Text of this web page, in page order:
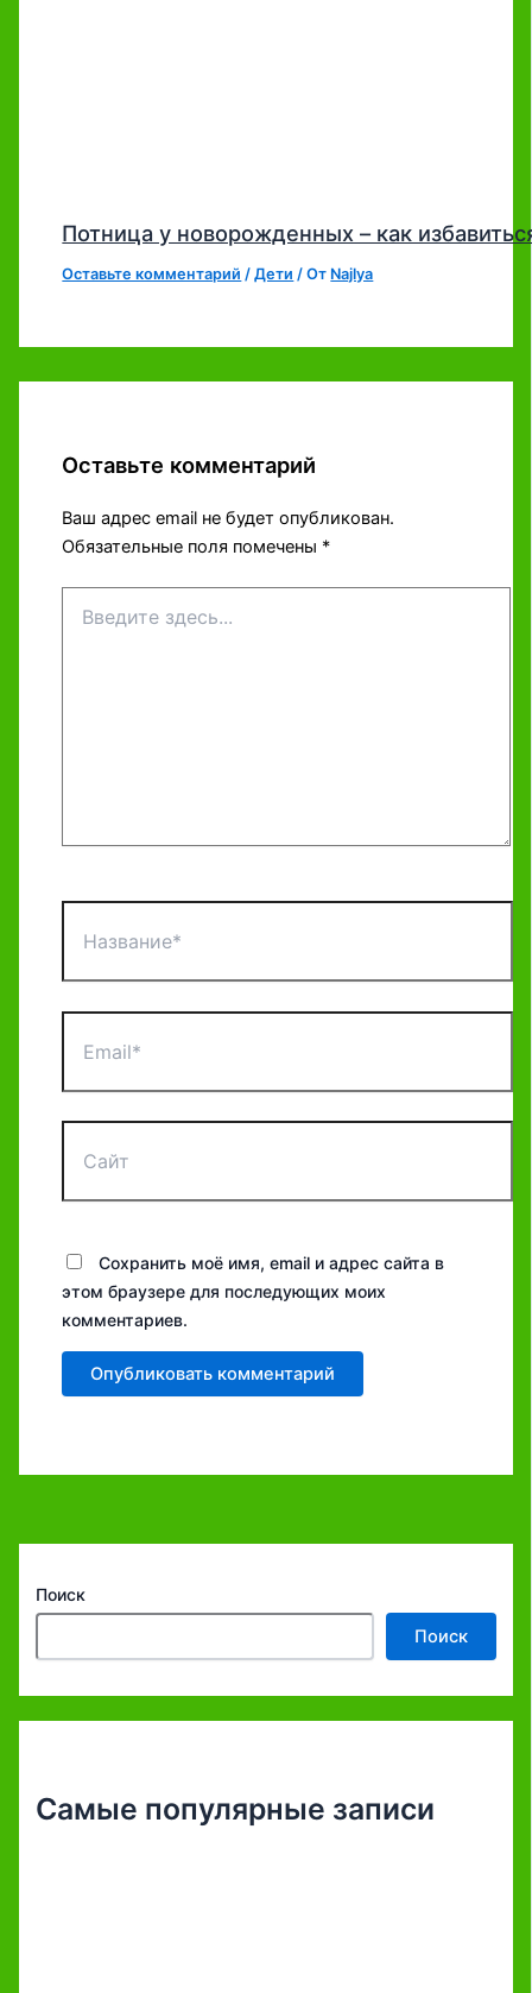
Потница у новорожденных – как
Оставьте комментарий /Дети / От Najlya
Оставьте комментарий
Ваш адрес email не будет опубликован.
Обязательные поля помечены *
здесь...
Сохранить моё имя, email и адрес сайта в
этом браузере для последующих моих
комментариев.
Поиск
Поиск
Самые популярные записи